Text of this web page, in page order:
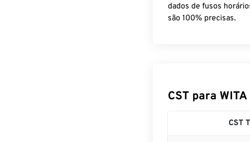
dados de fusos
são 100% precisas.
CST para
CST